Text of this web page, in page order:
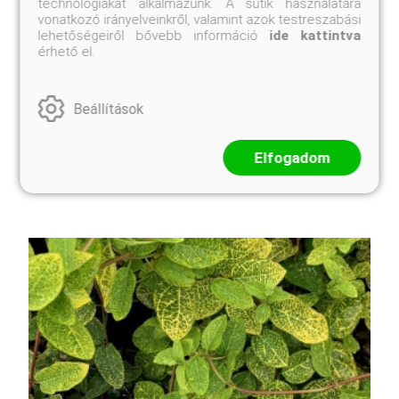
Kosárba
A Forsythia x intermedia 'Weber's Favorit', magyar
nevén aranyvessző, egy igazi kuriózum az aranyfák
bokrokká cseperedhetnek, addig ez a fajta
megmarad alacsony, kompakt termetűnek. Március-
áprilisban, még ...
technológiákat alkalmazunk. A sütik használatára
vonatkozó irányelveinkről, valamint azok testreszabási
lehetőségeiről bővebb információ ide kattintva
érhető el.
Beállítások
Elfogadom